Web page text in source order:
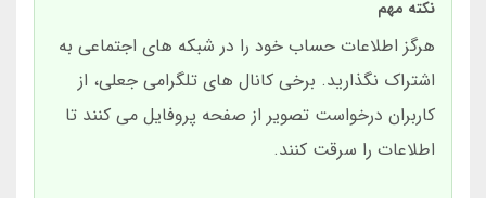
نکته مهم
هرگز اطلاعات حساب خود را در شبکه های اجتماعی به
اشتراک نگذارید. برخی کانال های تلگرامی جعلی، از
کاربران درخواست تصویر از صفحه پروفایل می کنند تا
اطلاعات را سرقت کنند.